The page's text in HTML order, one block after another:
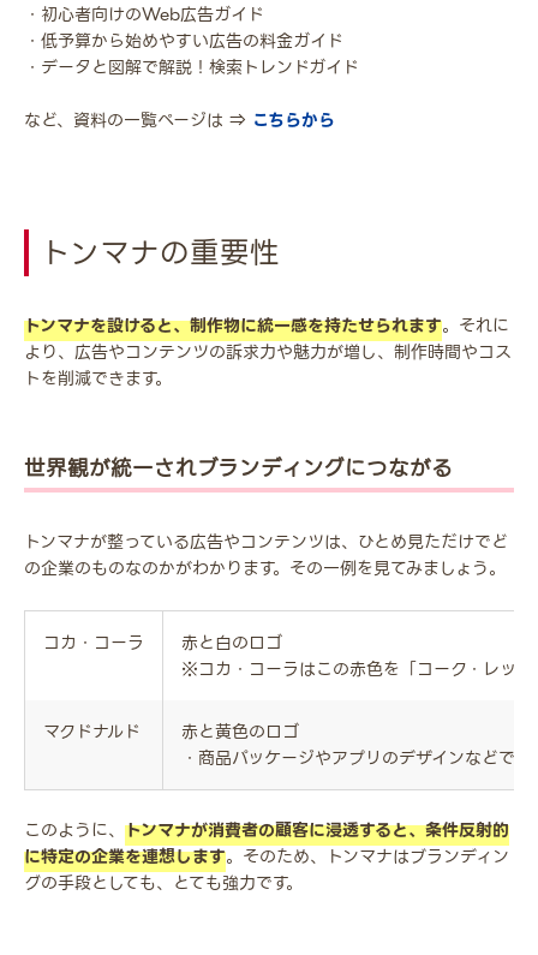
・初心者向けのWeb広告ガイド
・低予算から始めやすい広告の料金ガイド
・データと図解で解説！検索トレンドガイド
など、資料の一覧ページは ⇒ こちらから
トンマナの重要性
トンマナを設けると、制作物に統一感を持たせられます。それに
より、広告やコンテンツの訴求力や魅力が増し、制作時間やコス
トを削減できます。
世界観が統一されブランディングにつながる
トンマナが整っている広告やコンテンツは、ひとめ見ただけでど
の企業のものなのかがわかります。その一例を見てみましょう。
コカ・コーラ
赤と白のロゴ
※コカ・コーラはこの赤色を「コーク・レッ
マクドナルド
赤と黄色のロゴ
・商品パッケージやアプリのデザインなどで
このように、 トンマナが消費者の顧客に浸透すると、条件反射的
に特定の企業を連想します。そのため、トンマナはブランディン
グの手段としても、とても強力です。